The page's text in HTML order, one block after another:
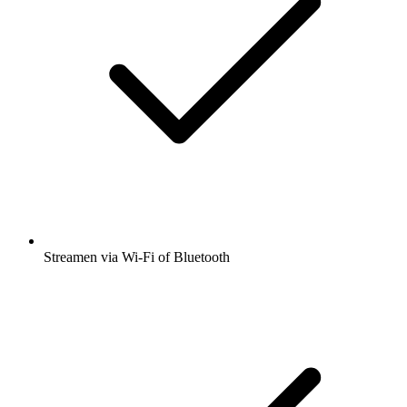
Streamen via Wi-Fi of Bluetooth